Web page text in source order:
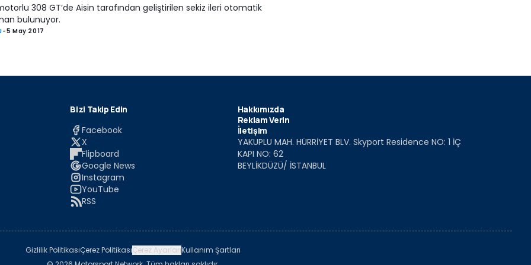
308 GT’de Aisin tarafından geliştirilen sekiz ileri otomatik
bulunuyor.
-5 May 2017
Bizi Takip Edin
Facebook
X
Flipboard
Google News
Instagram
YouTube
RSS
Hakkımızda
Reklam Verin
İletişim
YAKUPLU MAH. HÜRRİYET BLV. Skyport Residence NO: 1 İÇ
KAPI NO: 62
BEYLİKDÜZÜ/ İSTANBUL
Gizlilik PolitikasıÇerez PolitikasıÇerez AyarlarıKullanım Şartları